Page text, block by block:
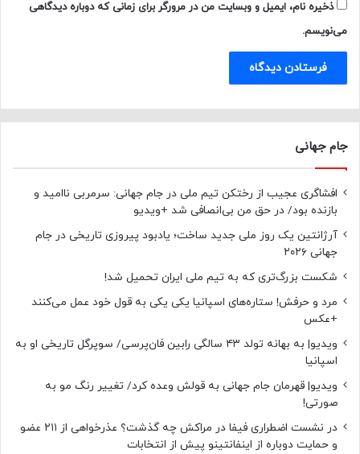
ذخیره نام، ایمیل و وبسایت من در مرورگر برای زمانی که دوباره دیدگاهی
می‌نویسم.
جام جهانی
افشاگری عجیب از رختکن تیم ملی در جام جهانی: سرمربی ناامید و
بازنده بود/ در حق من بی‌انصافی شد +ویدیو
آرژانتین یک روز ملی جدید ساخت؛ یادبود پیروزی تاریخی در جام
جهانی ۲۰۲۶
شکست بزرگ‌تری که به تیم ملی ایران تحمیل شد!
مرد و حرفش! ستاره‌های اسپانیا یکی یکی به قول خود عمل می‌کنند
+عکس
ویدیو| به بهانه تولد ۴۳ سالگی رابین فان‌پرسی/ سوپرگل تاریخی او به
اسپانیا
ویدیو| قهرمان جام جهانی به قولش وعده کرد/ تغییر رنگ مو به
صورتی!
در نشست اضطراری فیفا در مراکش چه گذشت؟ عذرخواهی از ۲۱۱ عضو
و حمایت دوباره از اینفانتینو پیش از انتخابات